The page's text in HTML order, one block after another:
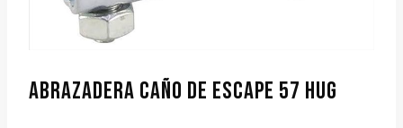
ABRAZADERA CAÑO DE ESCAPE 57 HUG